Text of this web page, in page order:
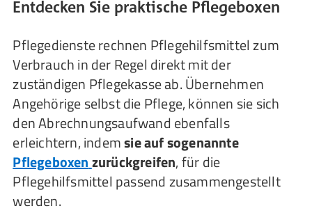
Entdecken Sie praktische Pflegeboxen
Pflegedienste rechnen Pflegehilfsmittel zum
Verbrauch in der Regel direkt mit der
zuständigen Pflegekasse ab. Übernehmen
Angehörige selbst die Pflege, können sie sich
den Abrechnungsaufwand ebenfalls
erleichtern, indemsie auf sogenannte
Pflegeboxenzurückgreifen, für die
Pflegehilfsmittel passend zusammengestellt
werden.